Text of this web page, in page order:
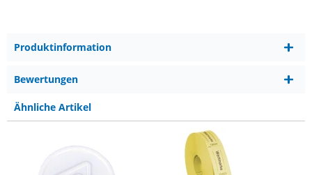
Produktinformation
Bewertungen
Ähnliche Artikel